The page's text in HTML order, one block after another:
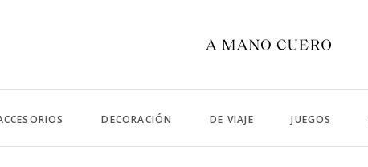
DECORACIÓN DE VIAJE JUEGOS